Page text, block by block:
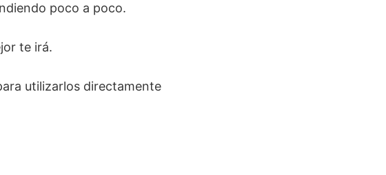
poco a poco.
te irá.
utilizarlos directamente